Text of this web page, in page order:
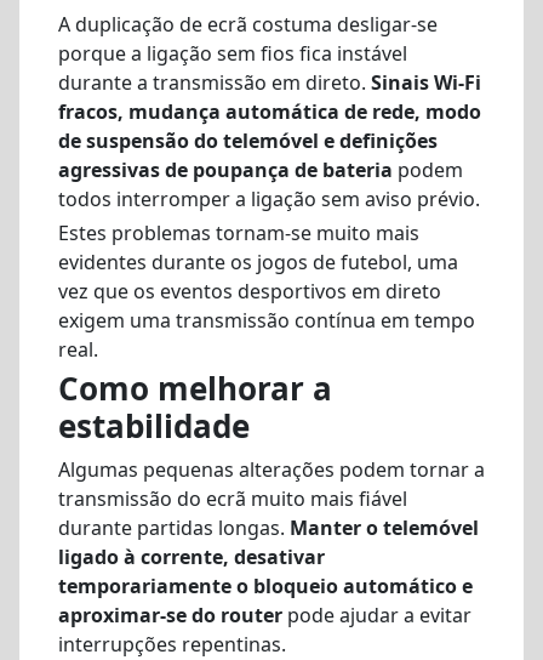
A duplicação de ecrã costuma desligar-se
porque a ligação sem fios fica instável
durante a transmissão em direto. Sinais Wi-Fi
fracos, mudança automática de rede, modo
de suspensão do telemóvel e definições
agressivas de poupança de bateria podem
todos interromper a ligação sem aviso prévio.
Estes problemas tornam-se muito mais
evidentes durante os jogos de futebol, uma
vez que os eventos desportivos em direto
exigem uma transmissão contínua em tempo
real.
Como melhorar a
estabilidade
Algumas pequenas alterações podem tornar a
transmissão do ecrã muito mais fiável
durante partidas longas. Manter o telemóvel
ligado à corrente, desativar
temporariamente o bloqueio automático e
aproximar-se do router pode ajudar a evitar
interrupções repentinas.